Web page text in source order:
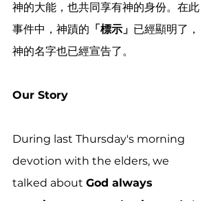
神的大能，也共同享有神的身份。在此
事件中，神蹟的 「標示」 已經顯明了，
神的名字也已經宣告了。
Our Story
During last Thursday's morning
devotion with the elders, we
talked about God always